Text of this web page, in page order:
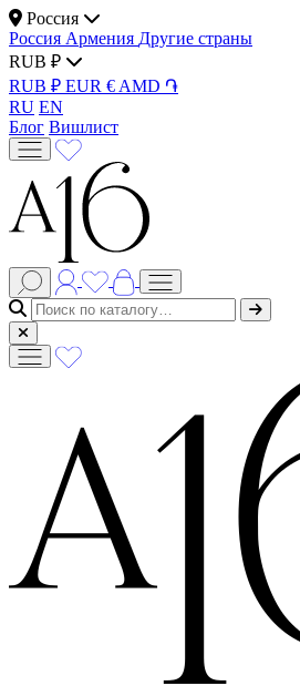
Россия
Россия Армения Другие страны
RUB ₽
RUB ₽ EUR € AMD ֏
RU EN
Блог Вишлист